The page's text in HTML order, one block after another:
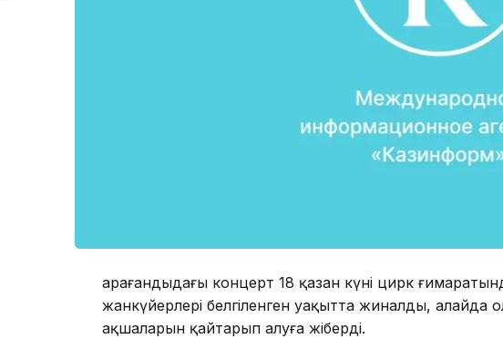
Қарағандыдағы концерт 18 қазан күні цирк
жанкүйерлері белгіленген уақытта жиналды, алайда
ақшаларын қайтарып алуға жіберді.